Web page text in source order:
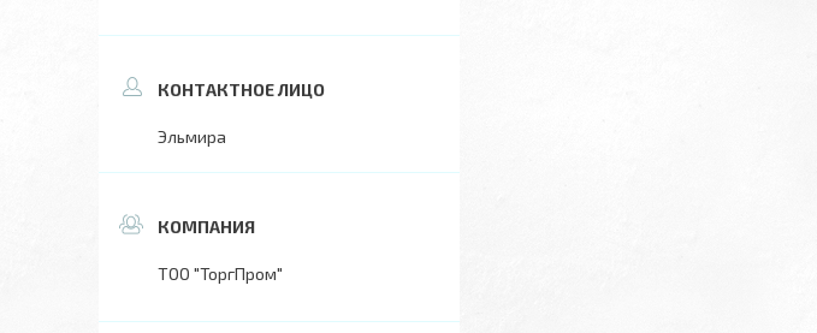
Эльмира
ТОО "ТоргПром"